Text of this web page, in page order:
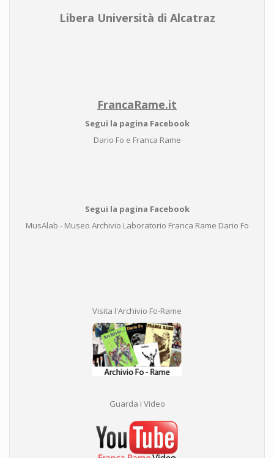
Libera Università di Alcatraz
FrancaRame.it
Segui la pagina Facebook
Dario Fo e Franca Rame
Segui la pagina Facebook
MusAlab - Museo Archivio Laboratorio Franca Rame Dario Fo
Visita l'Archivio Fo-Rame
Guarda i Video